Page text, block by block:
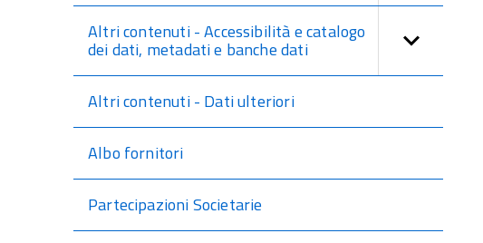
Altri contenuti - Accessibilità e catalogo
dei dati, metadati e banche dati
Altri contenuti - Dati ulteriori
Albo fornitori
Partecipazioni Societarie